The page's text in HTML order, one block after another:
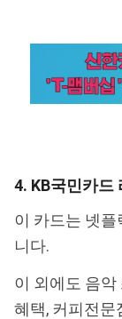
4. KB국민카드
이 카드는 넷플
니다.
이 외에도 음
혜택, 커피전문